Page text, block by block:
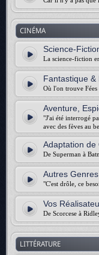
CINÉMA
Science-
La science-fiction
Fantastique &
Où l'on trouve Fées
Aventure,
"J'ai été interrogé
avec des fèves au
Adaptation de
De Superman à
Autres Genres
"C'est drôle, ce
Vos
De Scorcese à
LITTÉRATURE